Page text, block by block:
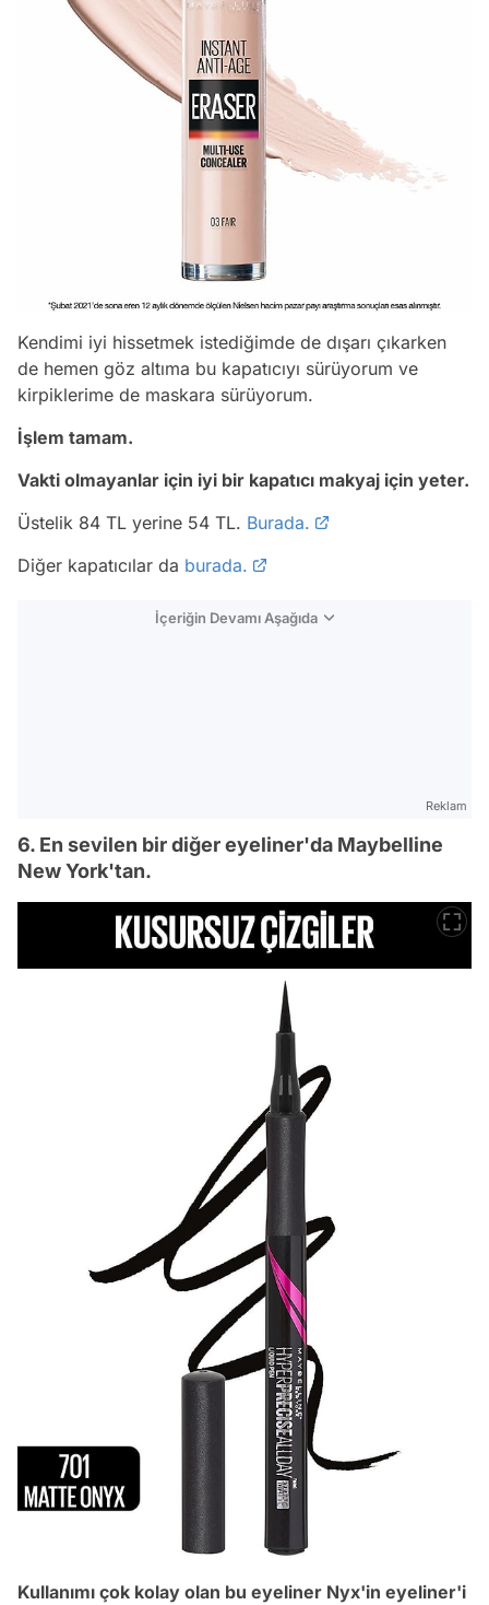
Kendimi iyi hissetmek istediğimde de dışarı çıkarken
de hemen göz altıma bu kapatıcıyı sürüyorum ve
kirpiklerime de maskara sürüyorum.
İşlem tamam.
Vakti olmayanlar için iyi bir kapatıcı makyaj için yeter.
Üstelik 84 TL yerine 54 TL. Burada.
Diğer kapatıcılar da burada.
İçeriğin Devamı Aşağıda
Reklam
6. En sevilen bir diğer eyeliner'da Maybelline
New York'tan.
Kullanımı çok kolay olan bu eyeliner Nyx'in eyeliner'i